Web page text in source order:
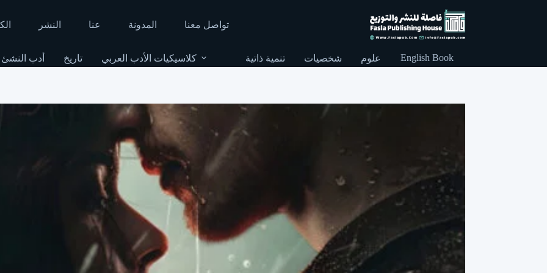
النشر عنا المدونة تواصل معنا
أدب النشئ تاريخ كلاسيكيات الأدب العربي تنمية ذاتية شخصيات علوم English Book